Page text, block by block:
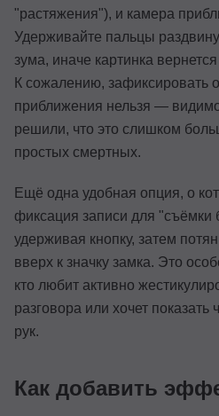
"растяжения"), и камера
Удерживайте пальцы
зума, иначе картинка
К сожалению, зафиксировать
приближения нельзя —
решили, что это слишком
простых смертных.
Ещё одна удобная опция, о
фиксация записи для "съёмки
удерживая кнопку, затем
вверх к значку замка. Это
кто любит активно
разговора или хочет
рук.
Как добавить